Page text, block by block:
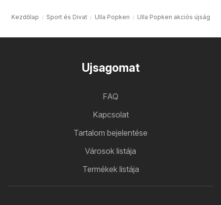
Kezdőlap Sport és Divat Ulla Popken Ulla Popken akciós újság
Ujsagomat
FAQ
Kapcsolat
Tartalom bejelentése
Városok listája
Termékek listája